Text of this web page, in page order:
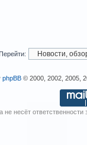
Перейти:
phpBB© 2000, 2002, 2005,
не несёт